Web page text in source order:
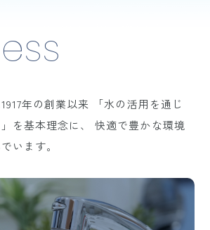
年の創業以来
「水の活用を通じ
を基本理念に、
快適で豊かな環境
います。